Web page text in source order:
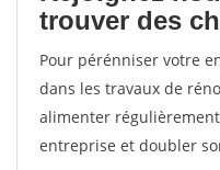
trouver des
Pour pérénniser votre
dans les travaux de
alimenter
entreprise et doubler